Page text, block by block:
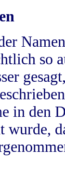
so
in
wurde,